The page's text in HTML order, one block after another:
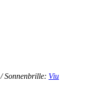
/ Sonnenbrille: Viu